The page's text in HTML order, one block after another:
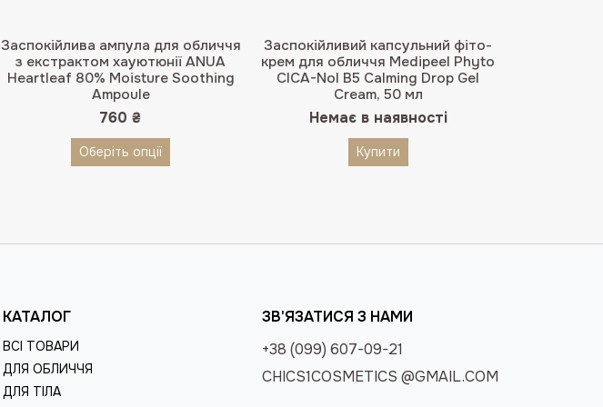
Заспокійлива ампула для обличчя
з екстрактом хауютюнії ANUA
Heartleaf 80% Moisture Soothing
Ampoule
760 ₴
Оберіть опції
Заспокійливий капсульний фіто-
крем для обличчя Medipeel Phyto
CICA-Nol B5 Calming Drop Gel
Cream, 50 мл
Немає в наявності
Купити
КАТАЛОГ
ВСІ ТОВАРИ
ДЛЯ ОБЛИЧЧЯ
ДЛЯ ТІЛА
ЗВ'ЯЗАТИСЯ З НАМИ
+38 (099) 607-09-21
CHICS1COSMETICS @GMAIL.COM